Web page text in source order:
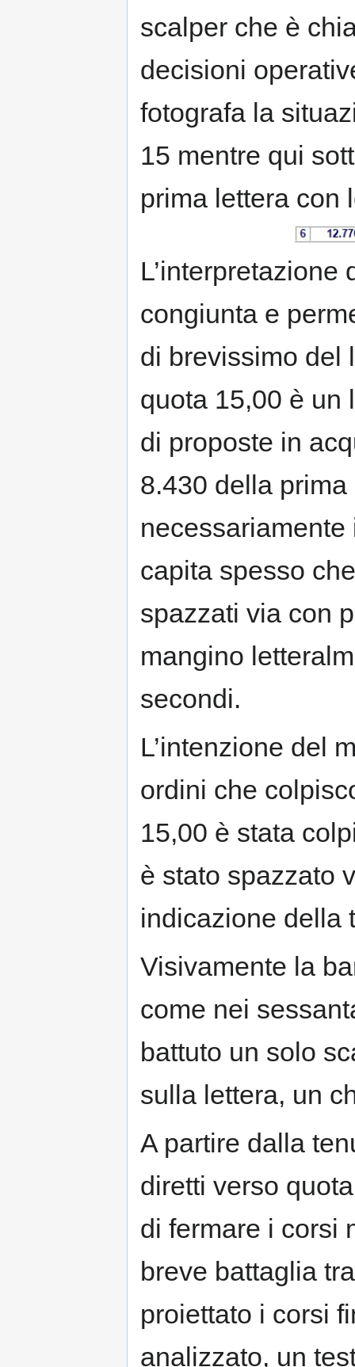
scalper che è
decisioni
fotografa la
15 mentre qui
prima lettera con
congiunta e
di brevissimo del
quota 15,00 è un
di proposte in
8.430 della
capita spesso
spazzati via con
mangino
secondi.
L’intenzione del
ordini che
15,00 è stata
è stato spazzato
indicazione della
Visivamente la
come nei
battuto un solo
sulla lettera, un
A partire dalla
diretti verso
di fermare i corsi
breve battaglia
proiettato i corsi
analizzato, un